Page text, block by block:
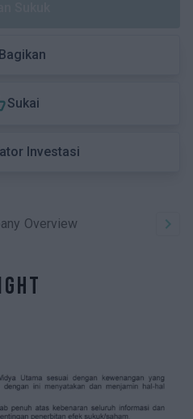
Bagikan
Sukai
Investasi
Overview